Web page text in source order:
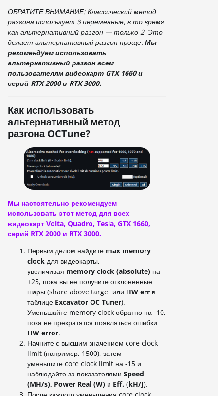
ОБРАТИТЕ ВНИМАНИЕ: Классический метод
разгона использует 3 переменные, в то время
как альтернативный разгон — только 2. Это
делает альтернативный разгон проще. Мы
рекомендуем использовать
альтернативный разгон всем
пользователям видеокарт GTX 1660 и
серий RTX 2000 и RTX 3000.
Как использовать
альтернативный метод
разгона OCTune?
Мы настоятельно рекомендуем
использовать этот метод для всех
видеокарт Volta, Quadro, Tesla, GTX 1660,
серий RTX 2000 и RTX 3000.
Первым делом найдите max memory
clock для видеокарты,
увеличивая memory clock (absolute) на
+25, пока вы не получите отклоненные
шары (share above target или HW err в
таблице Excavator OC Tuner).
Уменьшайте memory clock обратно на -10,
пока не прекратятся появляться ошибки
HW error.
Начните с высшим значением core clock
limit (например, 1500), затем
уменьшите core clock limit на -15 и
наблюдайте за показателями Speed
(MH/s), Power Real (W) и Eff. (kH/J).